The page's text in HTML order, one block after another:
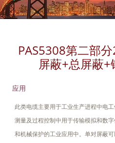
PAS5308第二部
屏蔽+总屏蔽+
应用
此类电缆主要用于工业生产进程中电
测量及过程控制中用于传输模拟和数
和机械保护的工业应用中。单对屏蔽可